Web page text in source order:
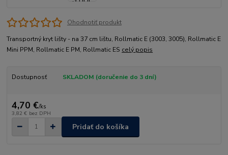
Ohodnotiť produkt
Transportný kryt lišty - na 37 cm lištu, Rollmatic E (3003, 3005), Rollmatic E
Mini PPM, Rollmatic E PM, Rollmatic ES celý popis
Dostupnosť SKLADOM (doručenie do 3 dní)
4,70 €/ks
3,82 € bez DPH
Pridať do košíka